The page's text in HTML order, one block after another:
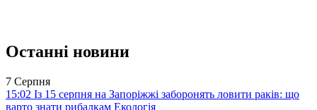
Останні новини
7 Серпня
15:02 Із 15 серпня на Запоріжжі заборонять ловити раків: що
варто знати рибалкам Екологія